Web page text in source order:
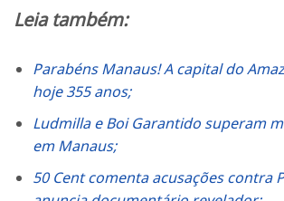
Leia também:
Parabéns Manaus! A capital do
hoje 355 anos;
Ludmilla e Boi Garantido superam
em Manaus;
50 Cent comenta acusações contra